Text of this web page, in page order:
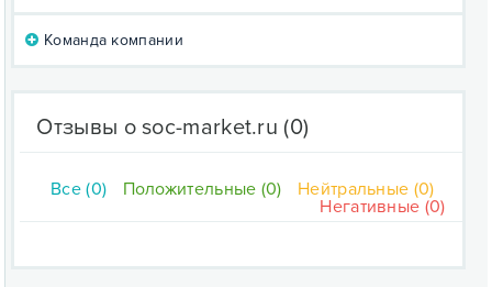
Команда компании
Отзывы о soc-market.ru (0)
Все (0) Положительные (0)
Нейтральные (0)
Негативные (0)